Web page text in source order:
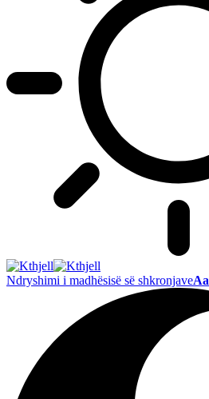
Ndryshimi i madhësisë së shkronjaveAa